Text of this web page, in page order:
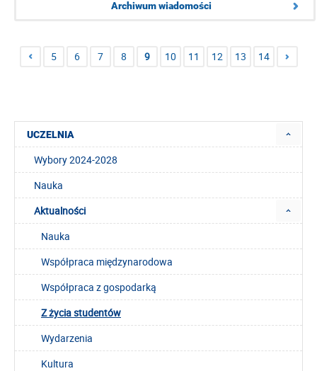
Archiwum wiadomości
5 6 7 8 9 10 11 12 13 14
UCZELNIA
Wybory 2024-2028
Nauka
Aktualności
Nauka
Współpraca międzynarodowa
Współpraca z gospodarką
Z życia studentów
Wydarzenia
Kultura